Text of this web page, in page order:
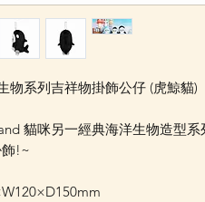
物系列吉祥物掛飾公仔 (虎鯨貓)
貓咪另一經典海洋生物造型
飾!~